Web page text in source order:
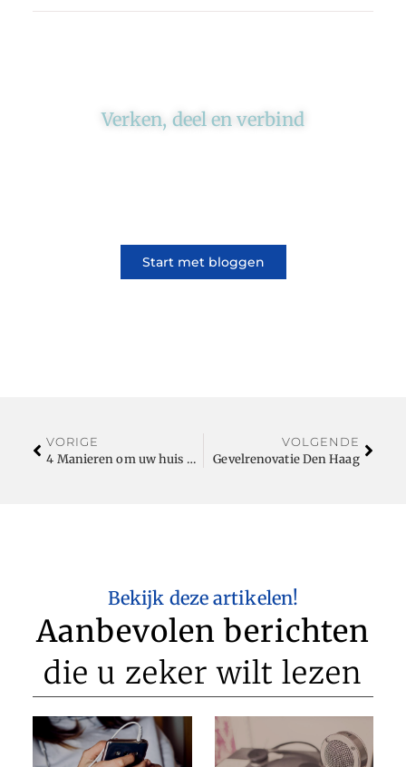
Verken, deel en verbind
Start met bloggen
VORIGE
4 Manieren om uw huis warm te krijgen deze winter
VOLGENDE
Gevelrenovatie Den Haag
Bekijk deze artikelen!
Aanbevolen berichten
die u zeker wilt lezen